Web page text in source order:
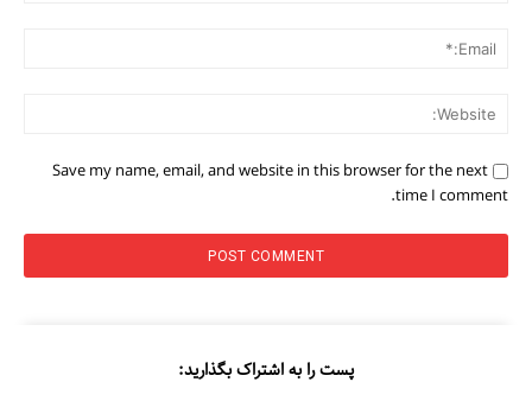
مطالعات عراق
Save my name, email, and website in this browser for the next
time I comment.
پست را به اشتراک بگذارید: